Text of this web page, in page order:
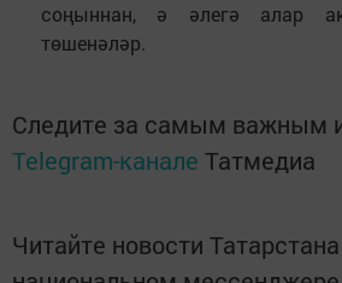
соңыннан, ә әлегә алар
төшенәләр.
Следите за самым важным
Telegram-канале Татмедиа
Читайте новости